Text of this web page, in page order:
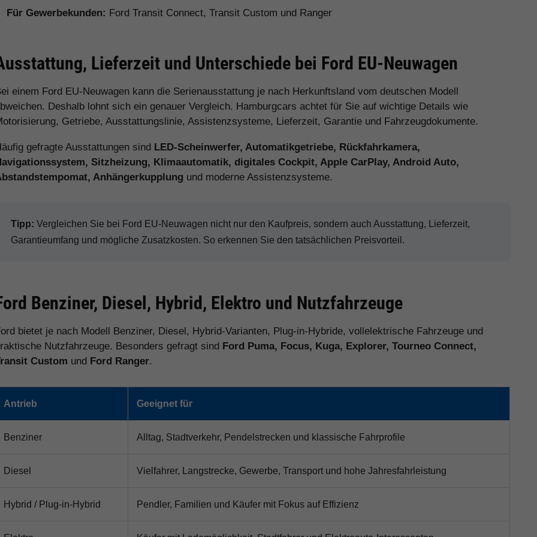
Für Gewerbekunden: Ford Transit Connect, Transit Custom und Ranger
Lieferzeit und Unterschiede bei Ford EU-Neuwagen
einem Ford EU-Neuwagen kann die Serienausstattung je nach Herkunftsland vom deutschen Modell
Deshalb lohnt sich ein genauer Vergleich. Hamburgcars achtet für Sie auf wichtige Details wie
Getriebe, Ausstattungslinie, Assistenzsysteme, Lieferzeit, Garantie und Fahrzeugdokumente.
gefragte Ausstattungen sind LED-Scheinwerfer, Automatikgetriebe, Rückfahrkamera,
Sitzheizung, Klimaautomatik, digitales Cockpit, Apple CarPlay, Android Auto,
Anhängerkupplung und moderne Assistenzsysteme.
Tipp: Vergleichen Sie bei Ford EU-Neuwagen nicht nur den Kaufpreis, sondern auch Ausstattung, Lieferzeit,
Garantieumfang und mögliche Zusatzkosten. So erkennen Sie den tatsächlichen Preisvorteil.
Benziner, Diesel, Hybrid, Elektro und Nutzfahrzeuge
bietet je nach Modell Benziner, Diesel, Hybrid-Varianten, Plug-in-Hybride, vollelektrische Fahrzeuge und
Nutzfahrzeuge. Besonders gefragt sind Ford Puma, Focus, Kuga, Explorer, Tourneo Connect,
Custom und Ford Ranger.
Antrieb Geeignet für
Benziner Alltag, Stadtverkehr, Pendelstrecken und klassische Fahrprofile
Diesel Vielfahrer, Langstrecke, Gewerbe, Transport und hohe Jahresfahrleistung
Hybrid / Plug-in-Hybrid Pendler, Familien und Käufer mit Fokus auf Effizienz